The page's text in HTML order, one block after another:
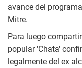
avance del
Mitre.
Para luego
popular 'Chata'
legalmente del ex